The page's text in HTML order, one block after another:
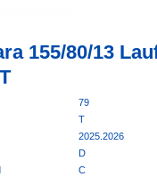
155/80/13
79
T
2025.2026
D
C